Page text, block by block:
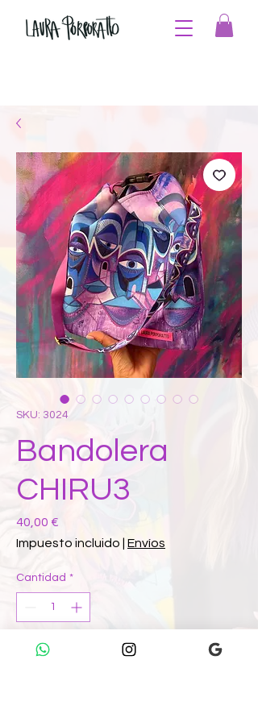
SKU: 3024
Bandolera
CHIRU3
40,00 €
Impuesto incluido
Envíos
Cantidad *
Agregar al Carrito